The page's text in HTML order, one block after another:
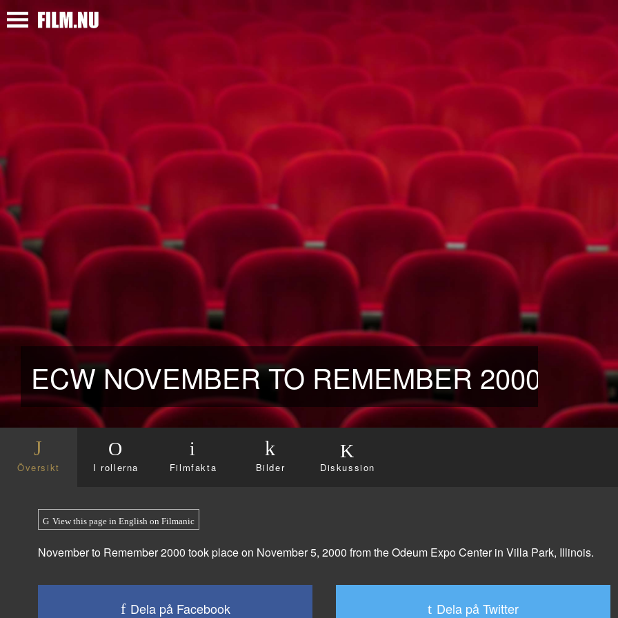
ECW NOVEMBER TO REMEMBER 2000
Översikt I rollerna Filmfakta Bilder Diskussion
View this page in English on Filmanic
November to Remember 2000 took place on November 5, 2000 from the Odeum Expo Center in Villa Park, Illinois.
Dela på Facebook Dela på Twitter